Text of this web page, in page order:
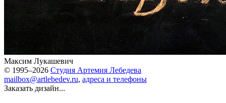
Максим Лукашевич
© 1995–2026 Студия Артемия Лебедева
mailbox@artlebedev.ru, адреса и телефоны
Заказать дизайн...